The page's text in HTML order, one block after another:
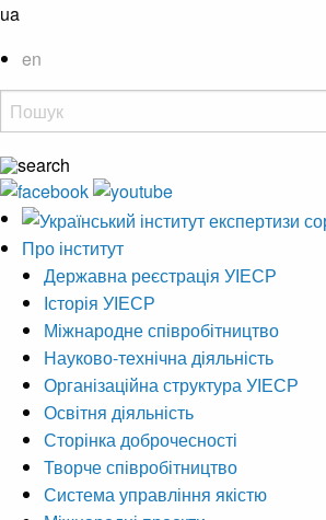
ua
en
Про інститут
Державна реєстрація УІЕСР
Історія УІЕСР
Міжнародне співробітництво
Науково-технічна діяльність
Організаційна структура УІЕСР
Освітня діяльність
Сторінка доброчесності
Творче співробітництво
Система управління якістю